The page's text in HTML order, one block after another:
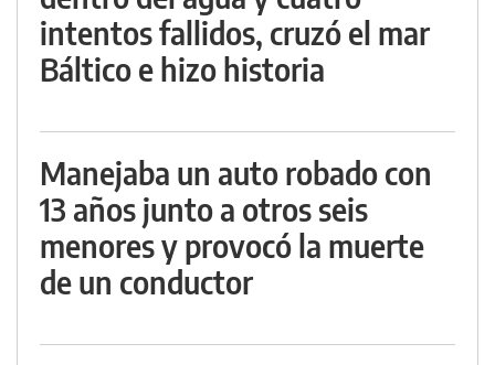
intentos fallidos, cruzó el mar
Báltico e hizo historia
Manejaba un auto robado con
13 años junto a otros seis
menores y provocó la muerte
de un conductor